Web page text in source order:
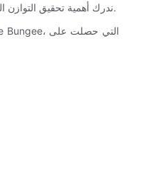
في عالم لوحات مفاتيح الألعاب شديد التنافسية، يلعب التسعير دورًا حاسمًا في رضا العملاء ونجاح الأعمال. في شركة Meetion Tech Co., LTD، ندرك أهمية تحقيق التوازن المثالي بين تقديم القيمة لعملائنا وتعظيم مكاسبنا.